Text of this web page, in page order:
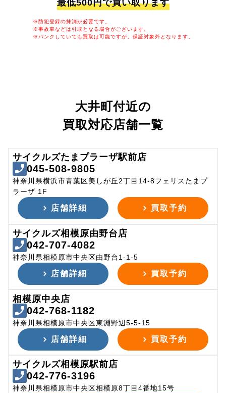
最低500円で買い取ります
※防犯登録の抹消が必要です。
※事故車などは引取となる場合がございます。
※パンクしていても買取は可能ですが、保証対象外となります。
大井町付近の
買取対応店舗一覧
サイクルズたまプラーザ駅前店
045-508-9805
神奈川県横浜市青葉区美しが丘2丁目14-8フェリスたまプ
ラーザ 1F
店舗詳細 買取予約
サイクルズ相模原由野台店
042-707-4082
神奈川県相模原市中央区由野台1-1-5
店舗詳細 買取予約
相模原中央店
042-768-1182
神奈川県相模原市中央区東淵野辺5-5-15
店舗詳細 買取予約
サイクルズ相模原駅前店
042-776-3196
神奈川県相模原市中央区相模原8丁目4番地15号